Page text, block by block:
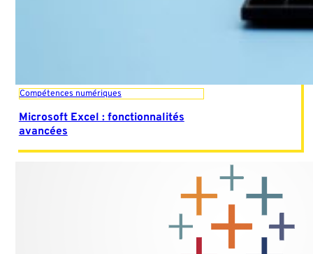
Compétences numériques
Microsoft Excel : fonctionnalités
avancées